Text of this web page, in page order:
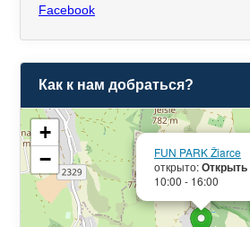
Facebook
Как к нам добраться?
FUN PARK Žiarce
открыто:Открыть
10:00 - 16:00
+
−